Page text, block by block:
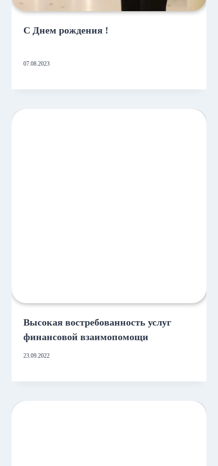
С Днем рождения !
07.08.2023
Высокая востребованность услуг
финансовой взаимопомощи
23.09.2022